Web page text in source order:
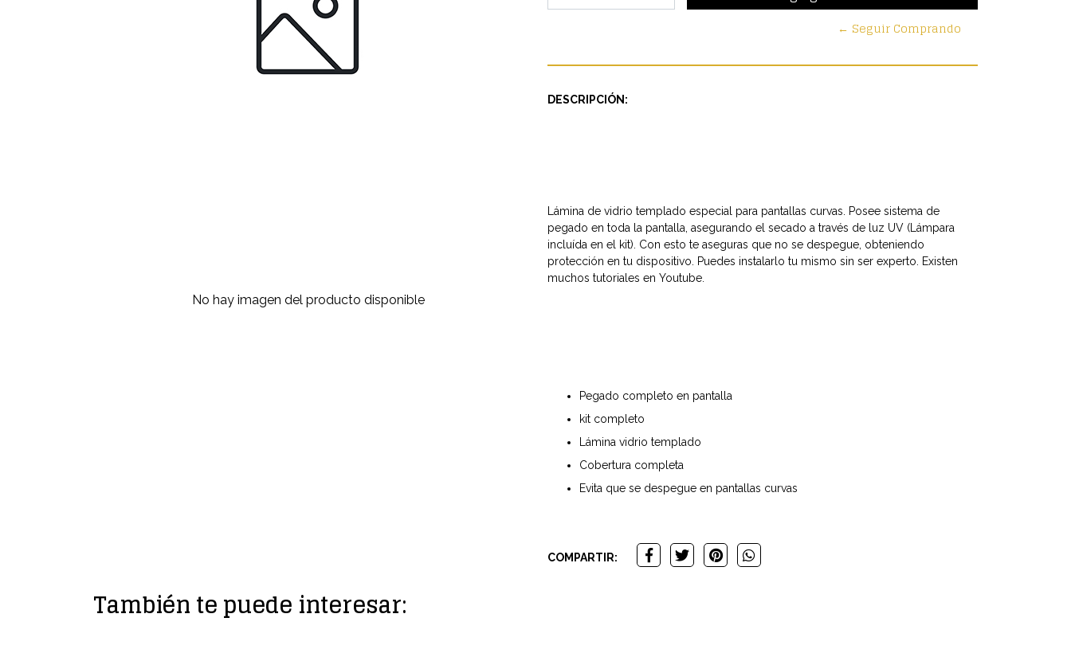
No hay imagen del producto disponible
← Seguir Comprando
DESCRIPCIÓN:
Lámina de vidrio templado especial para pantallas curvas. Posee sistema de
pegado en toda la pantalla, asegurando el secado a través de luz UV (Lámpara
incluída en el kit). Con esto te aseguras que no se despegue, obteniendo
protección en tu dispositivo. Puedes instalarlo tu mismo sin ser experto. Existen
muchos tutoriales en Youtube.
Pegado completo en pantalla
kit completo
Lámina vidrio templado
Cobertura completa
Evita que se despegue en pantallas curvas
COMPARTIR:
También te puede interesar: